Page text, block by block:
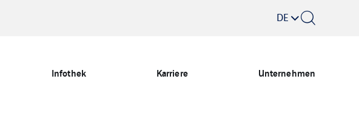
DE
Infothek Karriere Unternehmen